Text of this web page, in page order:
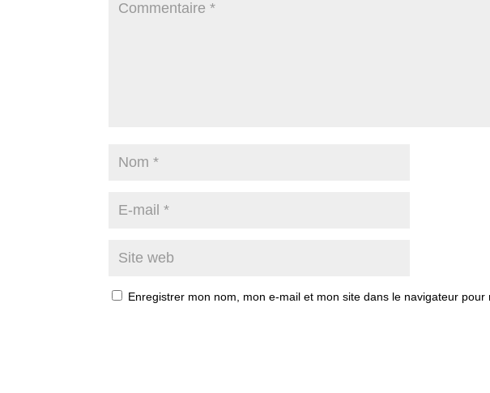
Enregistrer mon nom, mon e-mail et mon site dans le navigateur pour